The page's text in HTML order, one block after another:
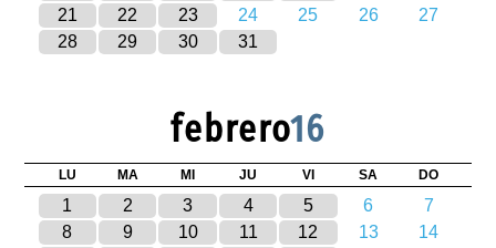
21
22 23 24 25 26
27
28
29 30 31
febrero16
LU MA MI JU VI SA DO
1 2 3 4 5 6
7
8
9 10 11 12 13
14